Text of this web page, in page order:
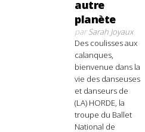
autre
planète
parSarah Joyaux
Des coulisses aux
calanques,
bienvenue dans la
vie des danseuses
et danseurs de
(LA) HORDE, la
troupe du Ballet
National de